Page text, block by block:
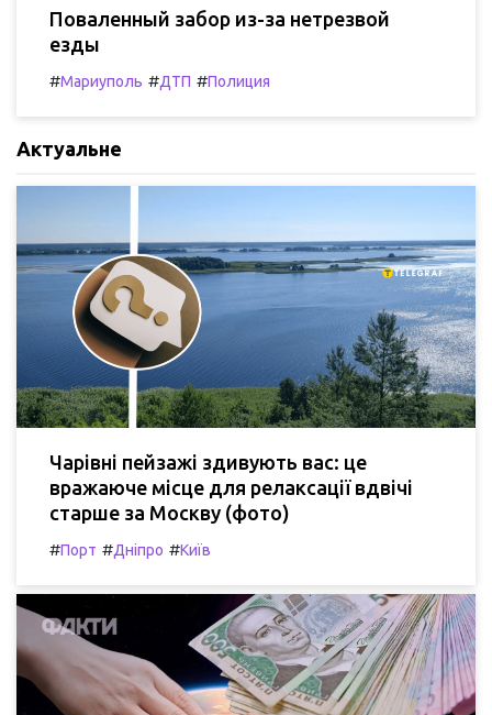
Поваленный забор из-за нетрезвой
езды
#Мариуполь #ДТП #Полиция
Актуальне
Чарівні пейзажі здивують вас: це
вражаюче місце для релаксації вдвічі
старше за Москву (фото)
#Порт #Дніпро #Київ